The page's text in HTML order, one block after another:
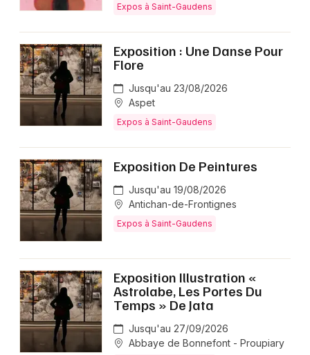
Expos à Saint-Gaudens
Exposition : Une Danse Pour
Flore
Jusqu'au 23/08/2026
Aspet
Expos à Saint-Gaudens
Exposition De Peintures
Jusqu'au 19/08/2026
Antichan-de-Frontignes
Expos à Saint-Gaudens
Exposition Illustration «
Astrolabe, Les Portes Du
Temps » De Jata
Jusqu'au 27/09/2026
Abbaye de Bonnefont - Proupiary